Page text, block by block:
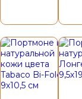
Этот
товар
имеет
несколько
вариаций.
Этот
товар